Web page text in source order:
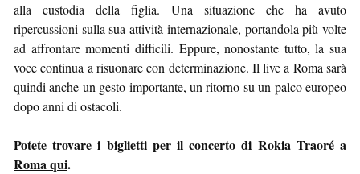
alla custodia della figlia. Una situazione che ha avuto
ripercussioni sulla sua attività internazionale, portandola più volte
ad affrontare momenti difficili. Eppure, nonostante tutto, la sua
voce continua a risuonare con determinazione. Il live a Roma sarà
quindi anche un gesto importante, un ritorno su un palco europeo
dopo anni di ostacoli.
Potete trovare i biglietti per il concerto di Rokia Traoré a
Roma qui.